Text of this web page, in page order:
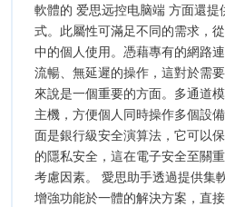
軟體的 爱思远控电脑端 方面還
式。此屬性可滿足不同的需求，
中的個人使用。憑藉專有的網路
流暢、無延遲的操作，這對於需
來說是一個重要的方面。多通道
主機，方便個人同時操作多個設
面是銀行級安全演算法，它可以
的隱私安全，這在電子安全至關
考慮因素。 愛思助手透過提供集
增強功能於一體的解決方案，直